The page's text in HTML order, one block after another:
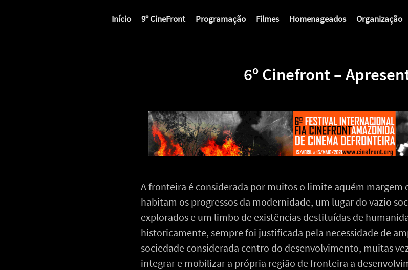
Início 9º CineFront Programação Filmes Homenageados Organização
6º Cinefront –
A fronteira é considerada por muitos o limite aquém margem
habitam os progressos da modernidade, um lugar do vazio
explorados e um limbo de existências destituídas de
historicamente, sempre foi justificada pela necessidade de
sociedade considerada centro do desenvolvimento, muitas
integrar e mobilizar a própria região de fronteira a